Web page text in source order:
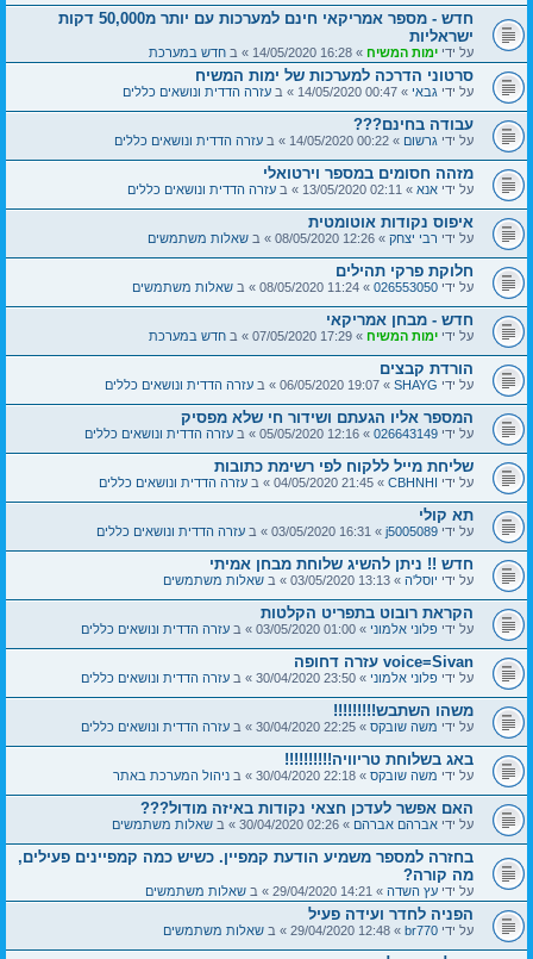
חדש - מספר אמריקאי חינם למערכות עם יותר מ50,000 דקות
ישראליות
על ידי ימות המשיח » 16:28 14/05/2020 » ב חדש במערכת
סרטוני הדרכה למערכות של ימות המשיח
על ידי גבאי » 00:47 14/05/2020 » ב עזרה הדדית ונושאים כללים
עבודה בחינם???
על ידי גרשום » 00:22 14/05/2020 » ב עזרה הדדית ונושאים כללים
מזהה חסומים במספר וירטואלי
על ידי אנא » 02:11 13/05/2020 » ב עזרה הדדית ונושאים כללים
איפוס נקודות אוטומטית
על ידי רבי יצחק » 12:26 08/05/2020 » ב שאלות משתמשים
חלוקת פרקי תהילים
על ידי 026553050 » 11:24 08/05/2020 » ב שאלות משתמשים
חדש - מבחן אמריקאי
על ידי ימות המשיח » 17:29 07/05/2020 » ב חדש במערכת
הורדת קבצים
על ידי SHAYG » 19:07 06/05/2020 » ב עזרה הדדית ונושאים כללים
המספר אליו הגעתם ושידור חי שלא מפסיק
על ידי 026643149 » 12:16 05/05/2020 » ב עזרה הדדית ונושאים כללים
שליחת מייל ללקוח לפי רשימת כתובות
על ידי CBHNHI » 21:45 04/05/2020 » ב עזרה הדדית ונושאים כללים
תא קולי
על ידי j5005089 » 16:31 03/05/2020 » ב עזרה הדדית ונושאים כללים
חדש !! ניתן להשיג שלוחת מבחן אמיתי
על ידי יוסל'ה » 13:13 03/05/2020 » ב שאלות משתמשים
הקראת רובוט בתפריט הקלטות
על ידי פלוני אלמוני » 01:00 03/05/2020 » ב עזרה הדדית ונושאים כללים
voice=Sivan עזרה דחופה
על ידי פלוני אלמוני » 23:50 30/04/2020 » ב עזרה הדדית ונושאים כללים
משהו השתבש!!!!!!!!!
על ידי משה שובקס » 22:25 30/04/2020 » ב עזרה הדדית ונושאים כללים
באג בשלוחת טריוויה!!!!!!!!!!
על ידי משה שובקס » 22:18 30/04/2020 » ב ניהול המערכת באתר
האם אפשר לעדכן חצאי נקודות באיזה מודול???
על ידי אברהם אברהם » 02:26 30/04/2020 » ב שאלות משתמשים
בחזרה למספר משמיע הודעת קמפיין. כשיש כמה קמפיינים פעילים,
מה קורה?
על ידי עץ השדה » 14:21 29/04/2020 » ב שאלות משתמשים
הפניה לחדר ועידה פעיל
על ידי br770 » 12:48 29/04/2020 » ב שאלות משתמשים